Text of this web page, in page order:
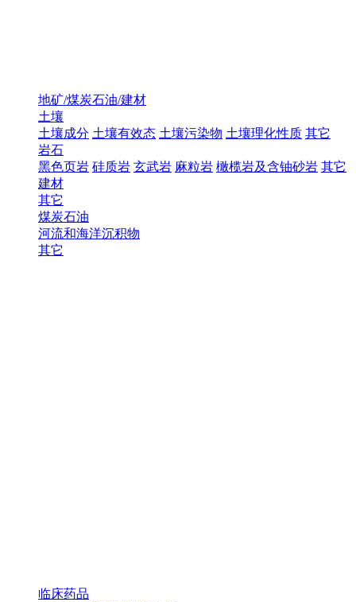
地矿/煤炭石油/建材
土壤
土壤成分 土壤有效态 土壤污染物 土壤理化性质 其它
岩石
黑色页岩 硅质岩 玄武岩 麻粒岩 橄榄岩及含铀砂岩 其它
建材
其它
煤炭石油
河流和海洋沉积物
其它
临床药品